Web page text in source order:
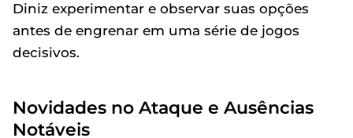
Diniz experimentar e observar suas opções
antes de engrenar em uma série de jogos
decisivos.
Novidades no Ataque e Ausências
Notáveis